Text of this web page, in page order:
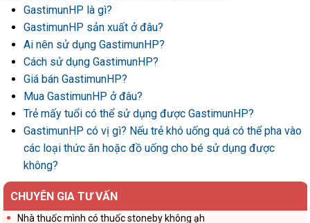
GastimunHP là gì?
GastimunHP sản xuất ở đâu?
Ai nên sử dụng GastimunHP?
Cách sử dụng GastimunHP?
Giá bán GastimunHP?
Mua GastimunHP ở đâu?
Trẻ mấy tuổi có thể sử dụng được GastimunHP?
GastimunHP có vị gì? Nếu trẻ khó uống quá có thể pha vào
các loại thức ăn hoặc đồ uống cho bé sử dụng được
không?
CHUYÊN GIA TƯ VẤN
Nhà thuốc mình có thuốc stoneby không ạh